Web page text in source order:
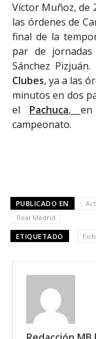
Víctor Muñoz, de
las órdenes de
final de la
par de
Sánchez
Clubes, ya a las
minutos en dos
el Pachuca,
campeonato.
PUBLICADO EN
Real Madrid
ETIQUETADO